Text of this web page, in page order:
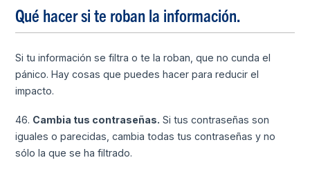
Qué hacer si te roban la información.
Si tu información se filtra o te la roban, que no cunda el
pánico. Hay cosas que puedes hacer para reducir el
impacto.
46. Cambia tus contraseñas. Si tus contraseñas son
iguales o parecidas, cambia todas tus contraseñas y no
sólo la que se ha filtrado.